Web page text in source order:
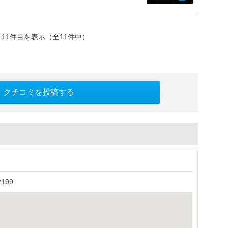
件目を表示（全11件中）
クチコミを投稿する